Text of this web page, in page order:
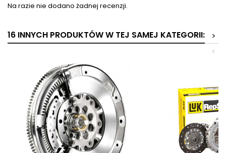
Na razie nie dodano żadnej recenzji.
16 INNYCH PRODUKTÓW W TEJ SAMEJ KATEGORII:
>
<